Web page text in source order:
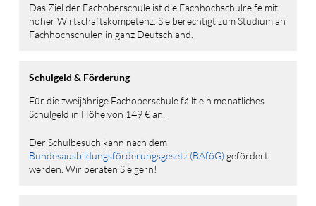
Das Ziel der Fachoberschule ist die Fachhochschulreife mit
hoher Wirtschaftskompetenz. Sie berechtigt zum Studium an
Fachhochschulen in ganz Deutschland.
Schulgeld & Förderung
Für die zweijährige Fachoberschule fällt ein monatliches
Schulgeld in Höhe von 149 € an.
Der Schulbesuch kann nach dem
Bundesausbildungsförderungsgesetz (BAföG) gefördert
werden. Wir beraten Sie gern!